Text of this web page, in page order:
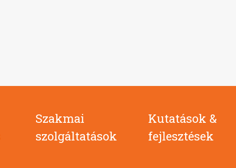
Szakmai
szolgáltatások
Kutatások &
fejlesztések